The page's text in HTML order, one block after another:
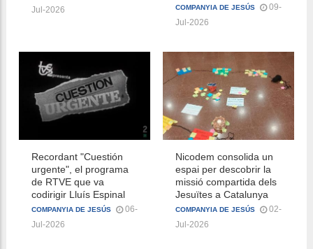
Jul-2026
COMPANYIA DE JESÚS
09-
Jul-2026
Recordant "Cuestión
urgente", el programa
de RTVE que va
codirigir Lluís Espinal
COMPANYIA DE JESÚS
06-
Jul-2026
Nicodem consolida un
espai per descobrir la
missió compartida dels
Jesuïtes a Catalunya
COMPANYIA DE JESÚS
02-
Jul-2026